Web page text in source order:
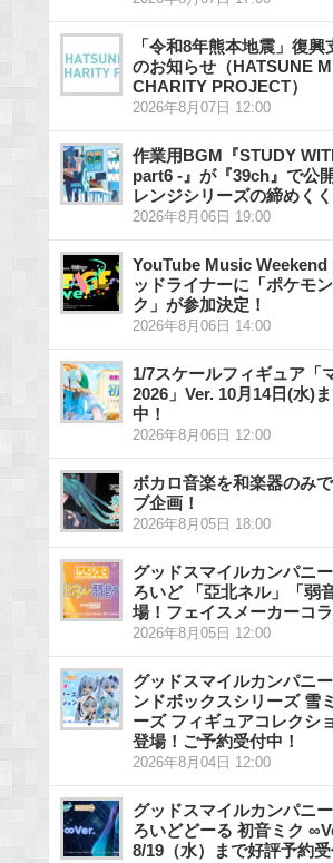
「令和8年熊本地震」復
のお知らせ（HATSUNE
CHARITY PROJECT）
2026年8月07日 12:00
作業用BGM『STUDY
part6 -』が『39ch』で公
レンジシリーズの締めくく
2026年8月06日 19:00
YouTube Music Weekend
ッドライナーに「ポケモ
ク」が参加決定！
2026年8月06日 14:00
1/7スケールフィギュア「
2026」Ver. 10月14日(水)
中！
2026年8月06日 12:00
ボカロ音楽を和楽器のみ
ブ企画！
2026年8月05日 18:00
グッドスマイルカンパニ
ろいど 「亞北ネル」「弱
場！フェイスメーカーコ
2026年8月05日 12:00
グッドスマイルカンパニ
ンドボックスシリーズ 雪
ーズ フィギュアコレクシ
登場！ご予約受付中！
2026年8月04日 12:00
グッドスマイルカンパニ
ろいどどーる 初音ミク
8/19（水）まで好評予約受